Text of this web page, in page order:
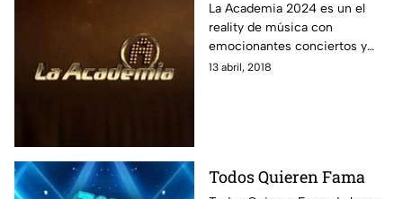
La Academia 2024 es un el
reality de música con
emocionantes conciertos y
críticas, donde jóvenes
revive los conciertos.
13 abril, 2018
Todos Quieren Fama